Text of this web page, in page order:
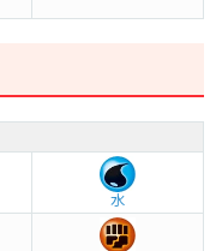
水